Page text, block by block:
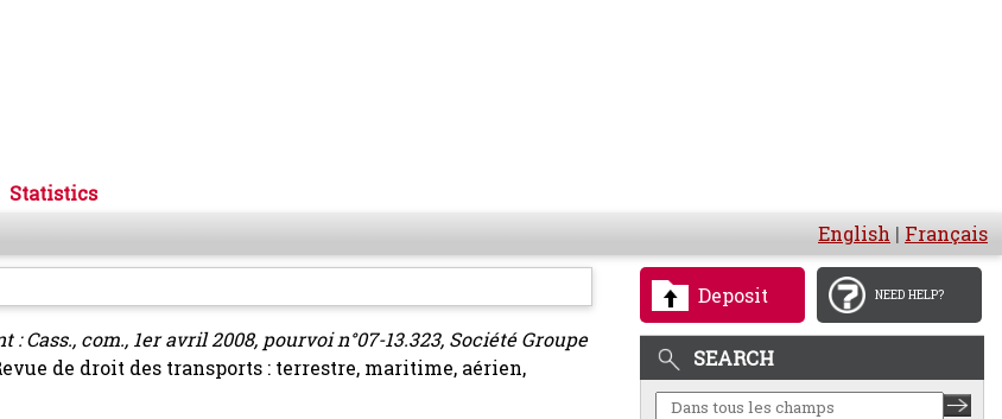
Statistics
English | Français
Deposit NEED HELP?
SEARCH
com., 1er avril 2008, pourvoi n°07-13.323, Société Groupe
de droit des transports : terrestre, maritime, aérien,